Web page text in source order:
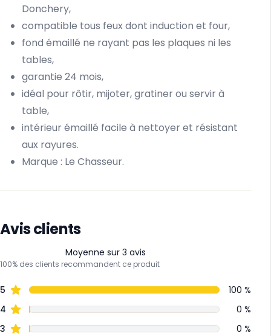
Donchery,
compatible tous feux dont induction et four,
fond émaillé ne rayant pas les plaques ni les
tables,
garantie 24 mois,
idéal pour rôtir, mijoter, gratiner ou servir à
table,
intérieur émaillé facile à nettoyer et résistant
aux rayures.
Marque : Le Chasseur.
Avis clients
Moyenne sur 3 avis
100% des clients recommandent ce produit
5
100 %
4
0 %
3
0 %